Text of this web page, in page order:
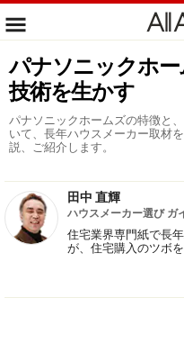
パナソニックホ
技術を生かす
パナソニックホームズの特徴と
いて、長年ハウスメーカー取材
説、ご紹介します。
田中 直輝
ハウスメーカー選び ガ
住宅業界専門紙で長
が、住宅購入のツボを